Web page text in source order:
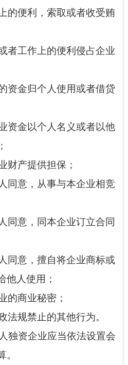
便利，索取或者收受贿
工作上的便利侵占企业
金归个人使用或者借贷
金以个人名义或者以他
产提供担保；
意，从事与本企业相竞
意，同本企业订立合同
意，擅自将企业商标或
他人使用；
商业秘密；
规禁止的其他行为。
资企业应当依法设置会